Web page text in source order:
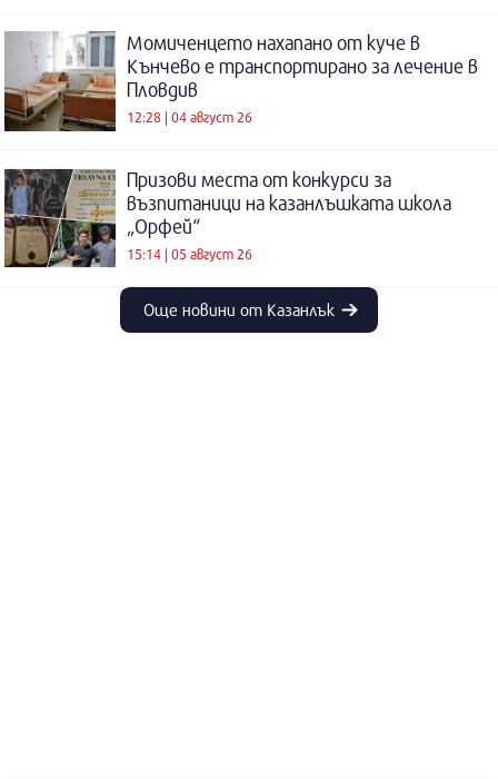
Момиченцето нахапано от куче в
Кънчево е транспортирано за лечение в
Пловдив
12:28 | 04 август 26
Призови места от конкурси за
възпитаници на казанлъшката школа
„Орфей“
15:14 | 05 август 26
Още новини от Казанлък